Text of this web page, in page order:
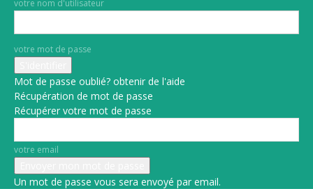
votre nom d'utilisateur
votre mot de passe
Mot de passe oublié? obtenir de l'aide
Récupération de mot de passe
Récupérer votre mot de passe
votre email
Un mot de passe vous sera envoyé par email.